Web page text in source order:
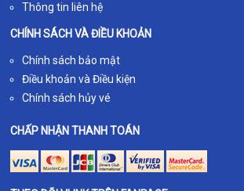
Thông tin liên hệ
CHÍNH SÁCH VÀ ĐIỀU KHOẢN
Chính sách bảo mật
Điều khoản và Điều kiện
Chính sách hủy vé
CHẤP NHẬN THANH TOÁN